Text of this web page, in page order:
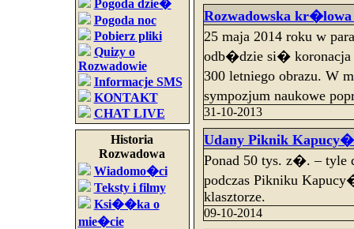
Pogoda dzie�
Pogoda noc
Pobierz pliki
Quizy o
Rozwadowie
Informacje SMS
KONTAKT
CHAT LIVE
Historia
Rozwadowa
Wiadomo�ci
Teksty i filmy
Ksi��ka o
mie�cie
Rozwadowska
25 maja 2014 roku w
odb�dzie si�
300 letniego obrazu.
sympozjum naukowe
31-10-2013
Udany Piknik
Ponad 50 tys. z�. –
podczas Pikniku
klasztorze.
09-10-2014